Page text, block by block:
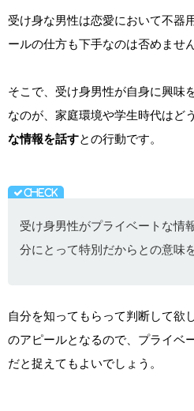
受け身な男性は恋愛において不器
ールの仕方も下手なのは否めません
そこで、受け身男性が自身に興味
なのが、家庭環境や学生時代はど
な情報を話すとの行動です。
受け身男性がプライベートな情
分にとって特別だからとの意味
自分を知ってもらって判断して欲
のアピールとなるので、プライベ
だと捉えてもよいでしょう。